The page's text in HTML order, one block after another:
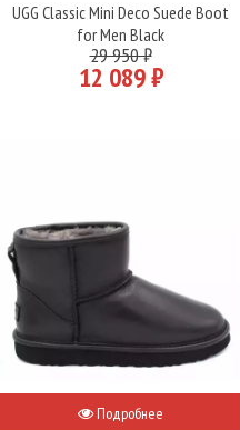
UGG Classic Mini Deco Suede Boot
for Men Black
29 950 ₽
12 089 ₽
Подробнее